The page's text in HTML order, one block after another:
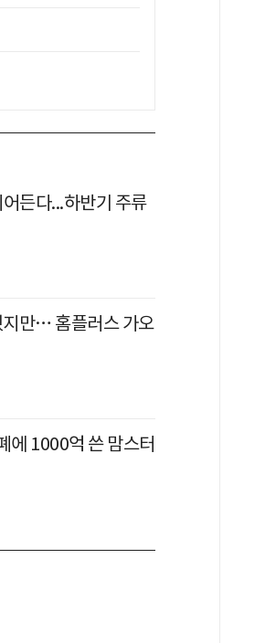
든다...하반기 주류
만… 홈플러스 가오
에 1000억 쓴 맘스터